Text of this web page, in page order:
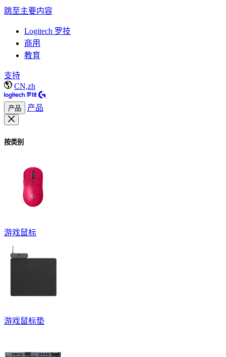
跳至主要内容
Logitech 罗技
商用
教育
支持
CN,zh
产品 产品
按类别
游戏鼠标
游戏鼠标垫